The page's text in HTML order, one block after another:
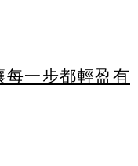
一步都輕盈有